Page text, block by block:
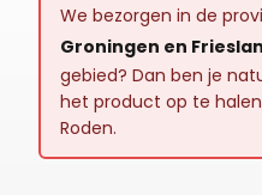
Tuinmeubelwinkel in de
We bezorgen in de
Groningen en
gebied? Dan ben je
het product op te
Roden.